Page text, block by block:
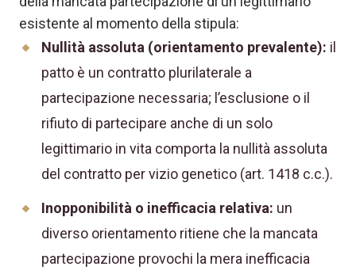
esistente al momento della stipula:
Nullità assoluta (orientamento prevalente): il
patto è un contratto plurilaterale a
partecipazione necessaria; l’esclusione o il
rifiuto di partecipare anche di un solo
legittimario in vita comporta la nullità assoluta
del contratto per vizio genetico (art. 1418 c.c.).
Inopponibilità o inefficacia relativa: un
diverso orientamento ritiene che la mancata
partecipazione provochi la mera inefficacia